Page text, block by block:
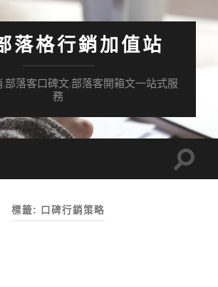
落格行銷加值站
部落客口碑文.部落客開箱文一站式服
務
Toggle
標籤: 口碑行銷策略